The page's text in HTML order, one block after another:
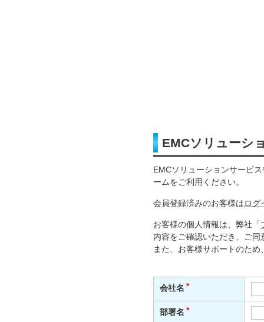
EMCソリューシ
EMCソリューションサービ
ームをご利用ください。
会員登録済みのお客様はログ
お客様の個人情報は、弊社「
内容をご確認いただき、ご
また、お客様サポートのた